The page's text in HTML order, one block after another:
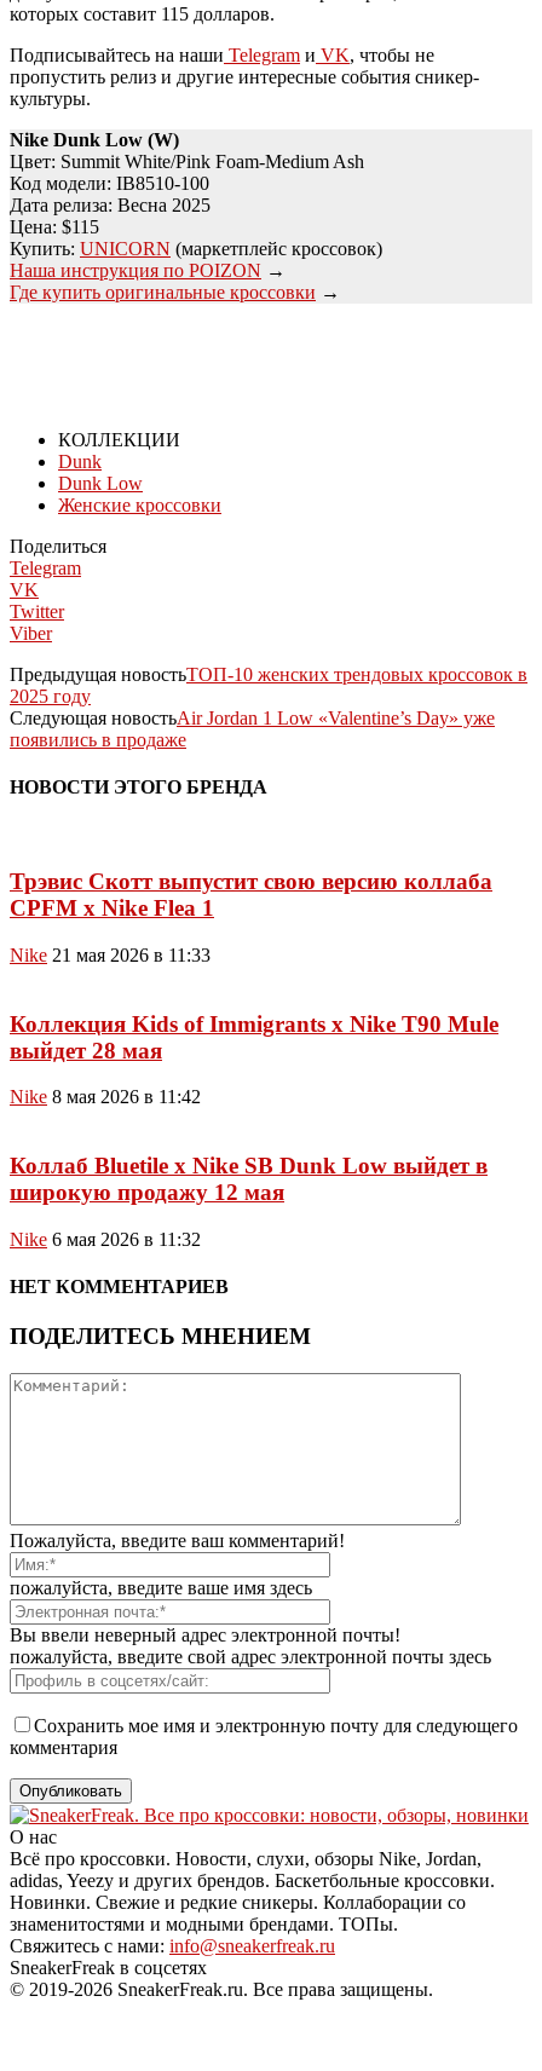
которых составит 115 долларов.
Подписывайтесь на наши Telegram и VK, чтобы не
пропустить релиз и другие интересные события сникер-
культуры.
Nike Dunk Low (W)
Цвет: Summit White/Pink Foam-Medium Ash
Код модели: IB8510-100
Дата релиза: Весна 2025
Цена: $115
Купить: UNICORN (маркетплейс кроссовок)
Наша инструкция по POIZON →
Где купить оригинальные кроссовки →
КОЛЛЕКЦИИ
Dunk
Dunk Low
Женские кроссовки
Поделиться
Telegram
VK
Twitter
Viber
Предыдущая новостьТОП-10 женских трендовых кроссовок в
2025 году
Следующая новостьAir Jordan 1 Low «Valentine’s Day» уже
появились в продаже
НОВОСТИ ЭТОГО БРЕНДА
Трэвис Скотт выпустит свою версию коллаба
CPFM x Nike Flea 1
Nike 21 мая 2026 в 11:33
Коллекция Kids of Immigrants x Nike T90 Mule
выйдет 28 мая
Nike 8 мая 2026 в 11:42
Коллаб Bluetile x Nike SB Dunk Low выйдет в
широкую продажу 12 мая
Nike 6 мая 2026 в 11:32
НЕТ КОММЕНТАРИЕВ
ПОДЕЛИТЕСЬ МНЕНИЕМ
Пожалуйста, введите ваш комментарий!
пожалуйста, введите ваше имя здесь
Вы ввели неверный адрес электронной почты!
пожалуйста, введите свой адрес электронной почты здесь
Сохранить мое имя и электронную почту для следующего
комментария
О нас
Всё про кроссовки. Новости, слухи, обзоры Nike, Jordan,
adidas, Yeezy и других брендов. Баскетбольные кроссовки.
Новинки. Свежие и редкие сникеры. Коллаборации со
знаменитостями и модными брендами. ТОПы.
Свяжитесь с нами: info@sneakerfreak.ru
SneakerFreak в соцсетях
© 2019-2026 SneakerFreak.ru. Все права защищены.